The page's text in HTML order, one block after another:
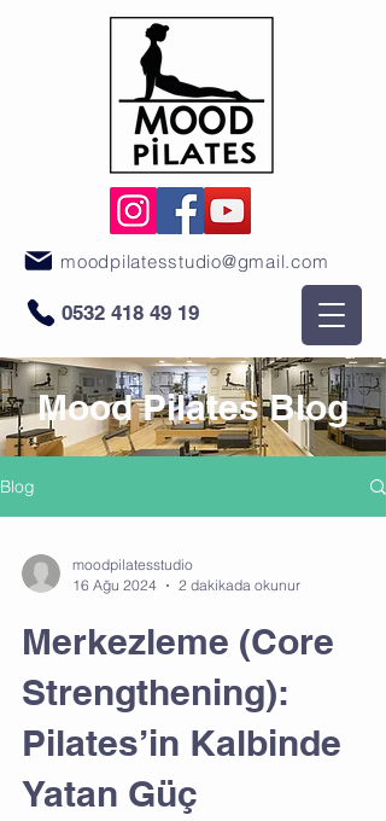
0532 418 49 19
moodpilatesstudio@gmail.com
Mood Pilates Blog
Blog
moodpilatesstudio
16 Ağu 2024
2 dakikada okunur
Merkezleme (Core
Strengthening):
Pilates’in Kalbinde
Yatan Güç